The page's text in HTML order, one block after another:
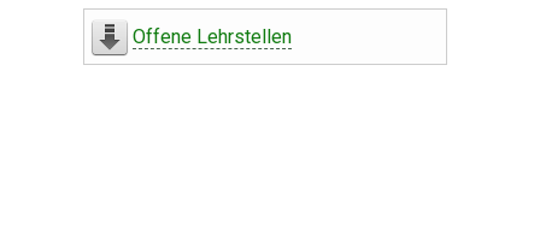
Offene Lehrstellen